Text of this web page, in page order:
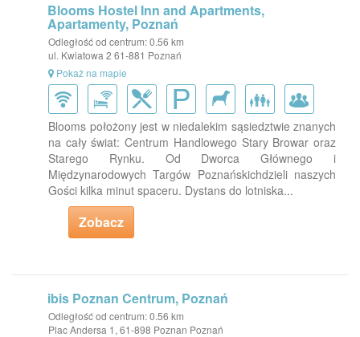
Blooms Hostel Inn and Apartments,
Apartamenty, Poznań
Odległość od centrum: 0.56 km
ul. Kwiatowa 2 61-881 Poznań
Pokaż na mapie
Blooms położony jest w niedalekim sąsiedztwie znanych
na cały świat: Centrum Handlowego Stary Browar oraz
Starego Rynku. Od Dworca Głównego i
Międzynarodowych Targów Poznańskichdzieli naszych
Gości kilka minut spaceru. Dystans do lotniska...
Zobacz
ibis Poznan Centrum, Poznań
Odległość od centrum: 0.56 km
Plac Andersa 1, 61-898 Poznan Poznań